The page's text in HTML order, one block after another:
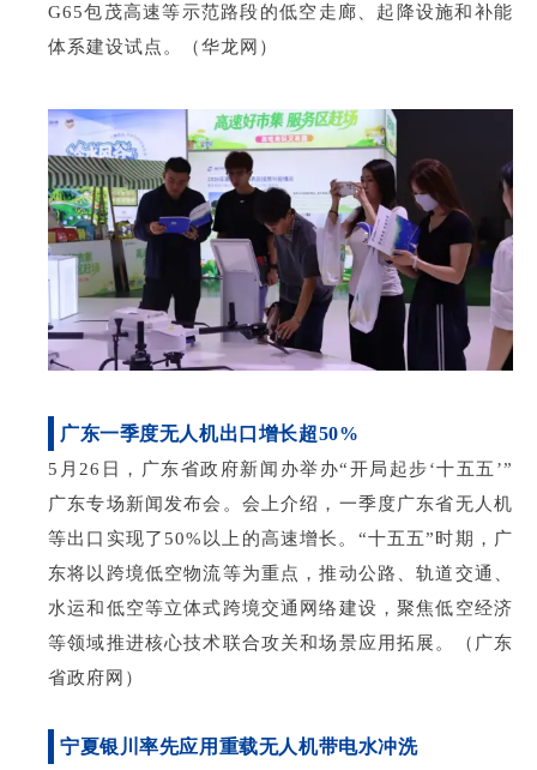
G65包茂高速等示范路段的低空走廊、起降设施和补能
体系建设试点。（华龙网）
广东一季度无人机出口增长超50%
5月26日，广东省政府新闻办举办“开局起步‘十五五’”
广东专场新闻发布会。会上介绍，一季度广东省无人机
等出口实现了50%以上的高速增长。“十五五”时期，广
东将以跨境低空物流等为重点，推动公路、轨道交通、
水运和低空等立体式跨境交通网络建设，聚焦低空经济
等领域推进核心技术联合攻关和场景应用拓展。（广东
省政府网）
宁夏银川率先应用重载无人机带电水冲洗